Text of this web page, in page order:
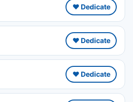
❤️ Dedicate
❤️ Dedicate
❤️ Dedicate